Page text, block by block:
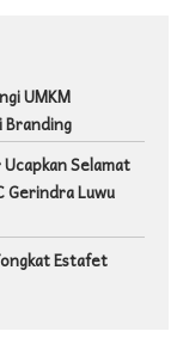
UMKM
Branding
Ucapkan Selamat
Gerindra Luwu
Estafet